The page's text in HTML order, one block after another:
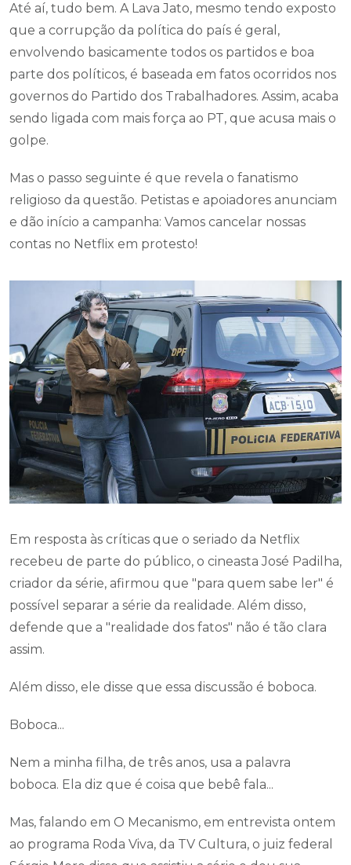
Até aí, tudo bem. A Lava Jato, mesmo tendo exposto
que a corrupção da política do país é geral,
envolvendo basicamente todos os partidos e boa
parte dos políticos, é baseada em fatos ocorridos nos
governos do Partido dos Trabalhadores. Assim, acaba
sendo ligada com mais força ao PT, que acusa mais o
golpe.
Mas o passo seguinte é que revela o fanatismo
religioso da questão. Petistas e apoiadores anunciam
e dão início a campanha: Vamos cancelar nossas
contas no Netflix em protesto!
Em resposta às críticas que o seriado da Netflix
recebeu de parte do público, o cineasta José Padilha,
criador da série, afirmou que "para quem sabe ler" é
possível separar a série da realidade. Além disso,
defende que a "realidade dos fatos" não é tão clara
assim.
Além disso, ele disse que essa discussão é boboca.
Boboca...
Nem a minha filha, de três anos, usa a palavra
boboca. Ela diz que é coisa que bebê fala...
Mas, falando em O Mecanismo, em entrevista ontem
ao programa Roda Viva, da TV Cultura, o juiz federal